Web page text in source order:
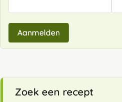
Aanmelden
Zoek een recept